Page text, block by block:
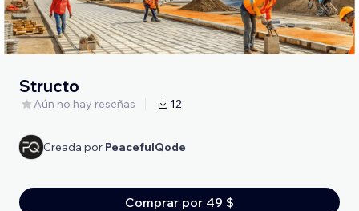
Structo
Aún no hay reseñas 12
Creada por PeacefulQode
Comprar por 49 $